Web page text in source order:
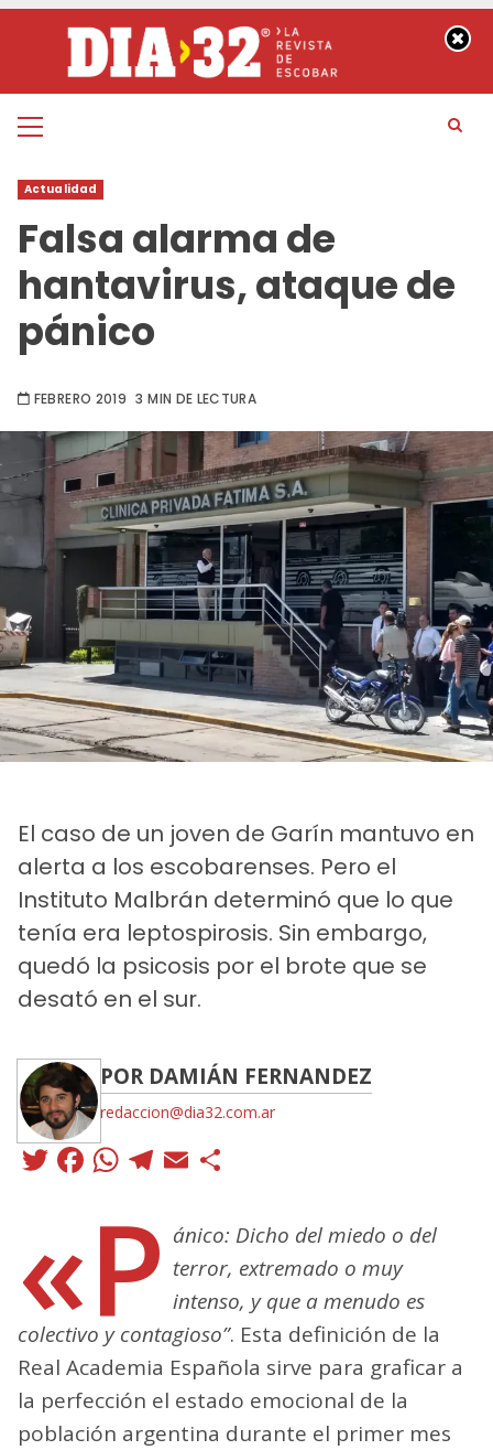
contenido
Menú
Actualidad
Falsa alarma de
hantavirus, ataque de
pánico
FEBRERO 2019 3 MIN DE LECTURA
El caso de un joven de Garín mantuvo en
alerta a los escobarenses. Pero el
Instituto Malbrán determinó que lo que
tenía era leptospirosis. Sin embargo,
quedó la psicosis por el brote que se
desató en el sur.
POR DAMIÁN FERNANDEZ
redaccion@dia32.com.ar
Twitter
Facebook
WhatsApp
Telegram
Email
«P ánico: Dicho del miedo o del
terror, extremado o muy
intenso, y que a menudo es
colectivo y contagioso”. Esta definición de la
Real Academia Española sirve para graficar a
la perfección el estado emocional de la
población argentina durante el primer mes